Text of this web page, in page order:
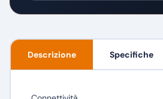
Descrizione Specifiche